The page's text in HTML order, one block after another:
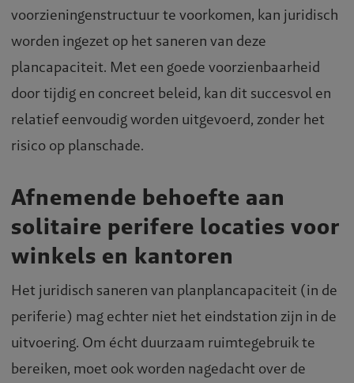
voorzieningenstructuur te voorkomen, kan juridisch
worden ingezet op het saneren van deze
plancapaciteit. Met een goede voorzienbaarheid
door tijdig en concreet beleid, kan dit succesvol en
relatief eenvoudig worden uitgevoerd, zonder het
risico op planschade.
Afnemende behoefte aan
solitaire perifere locaties voor
winkels en kantoren
Het juridisch saneren van planplancapaciteit (in de
periferie) mag echter niet het eindstation zijn in de
uitvoering. Om écht duurzaam ruimtegebruik te
bereiken, moet ook worden nagedacht over de